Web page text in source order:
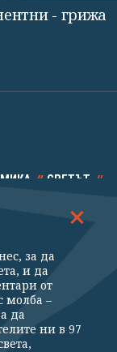
- грижа
СВЕТЪТ
КАЛЕЙДОСКОП
за да
и да
от
молба –
да
ни в 97